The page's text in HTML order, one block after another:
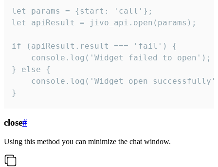
let params = {start: 'call'};
let apiResult = jivo_api.open(params);
if (apiResult.result === 'fail') {
    console.log('Widget failed to open');
} else {
console.log('Widget open
}
close#
Using this method you can minimize the chat window.